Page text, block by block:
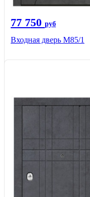
77 750 руб
Входная дверь М85/1